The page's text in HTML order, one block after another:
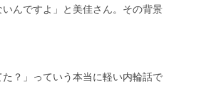
すよ」と美佳さん。その背景
？」っていう本当に軽い内輪話で